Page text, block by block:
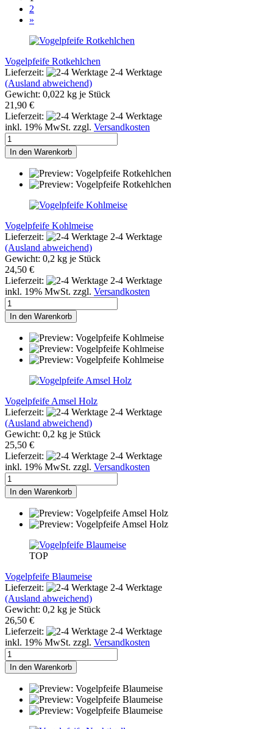
2
»
Vogelpfeife Rotkehlchen
Lieferzeit:
2-4 Werktage
(Ausland abweichend)
Gewicht: 0,022 kg je Stück
21,90 €
Lieferzeit:
2-4 Werktage
inkl. 19% MwSt. zzgl. Versandkosten
In den Warenkorb
Vogelpfeife Kohlmeise
Lieferzeit:
2-4 Werktage
(Ausland abweichend)
Gewicht: 0,2 kg je Stück
24,50 €
Lieferzeit:
2-4 Werktage
inkl. 19% MwSt. zzgl. Versandkosten
In den Warenkorb
Vogelpfeife Amsel Holz
Lieferzeit:
2-4 Werktage
(Ausland abweichend)
Gewicht: 0,2 kg je Stück
25,50 €
Lieferzeit:
2-4 Werktage
inkl. 19% MwSt. zzgl. Versandkosten
In den Warenkorb
TOP
Vogelpfeife Blaumeise
Lieferzeit:
2-4 Werktage
(Ausland abweichend)
Gewicht: 0,2 kg je Stück
26,50 €
Lieferzeit:
2-4 Werktage
inkl. 19% MwSt. zzgl. Versandkosten
In den Warenkorb